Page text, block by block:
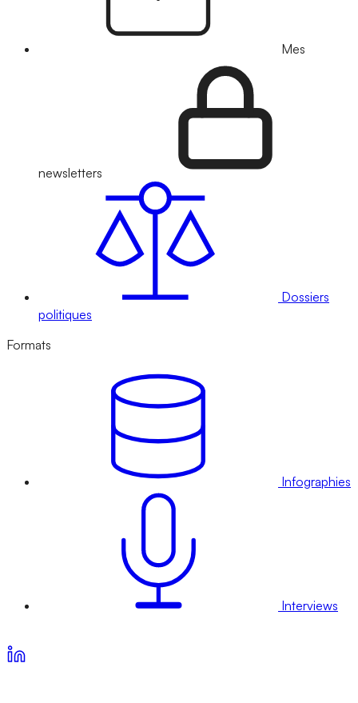
Mes
newsletters
Dossiers
politiques
Formats
Infographies
Interviews